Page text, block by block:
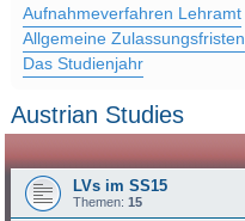
Aufnahmeverfahren Lehramt
Allgemeine Zulassungsfristen
Das Studienjahr
Austrian Studies
LVs im SS15
Themen:15